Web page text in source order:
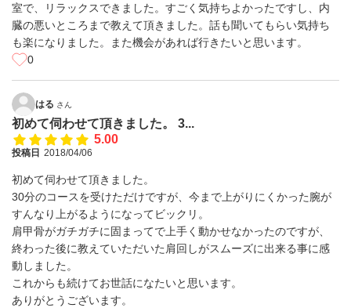
室で、リラックスできました。すごく気持ちよかったですし、内
臓の悪いところまで教えて頂きました。話も聞いてもらい気持ち
も楽になりました。また機会があれば行きたいと思います。
0
はる さん
初めて伺わせて頂きました。 3...
5.00
投稿日 2018/04/06
初めて伺わせて頂きました。
30分のコースを受けただけですが、今まで上がりにくかった腕が
すんなり上がるようになってビックリ。
肩甲骨がガチガチに固まってで上手く動かせなかったのですが、
終わった後に教えていただいた肩回しがスムーズに出来る事に感
動しました。
これからも続けてお世話になたいと思います。
ありがとうございます。